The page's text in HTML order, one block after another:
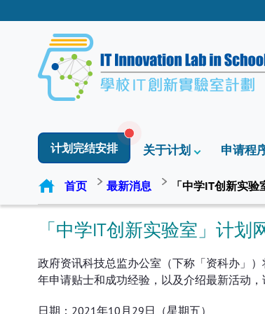
计划完结安排 关于计划 申请程
首页 最新消息 「中学IT创新实
「中学IT创新实验室」计
政府资讯科技总监办公室（下称「资科办」
年申请贴士和成功经验，以及介绍最新活动，
日期：2021年10月29日（星期五）